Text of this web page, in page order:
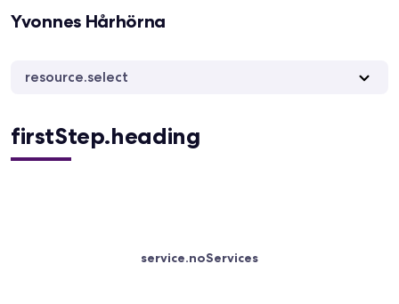
Yvonnes Hårhörna
resource.select
firstStep.heading
service.noServices